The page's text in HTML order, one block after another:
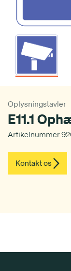
Oplysningstavler
E11.1
Artikelnummer
Kontakt os